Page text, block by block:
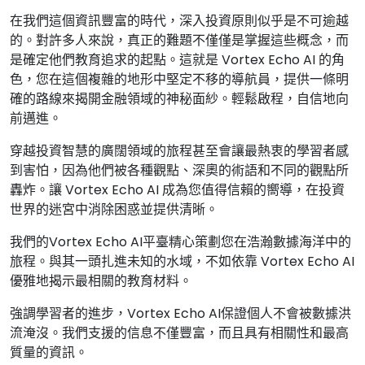
在我們這個資訊豐富的時代，深入投資原則似乎是不可逾越
的。對許多人來說，真正的難題不僅僅是掌握這些概念，而
是確定他們教育追求的起點。這就是 Vortex Echo AI 的角
色，您在這個複雜的地形中堅定不移的導航員，提供一條明
確的路線來揭開金融領域的神秘面紗。輕鬆啟程，自信地向
前邁進。
穿越投資智慧的廣闊領域的旅程甚至會讓最熱衷的學習者感
到害怕，因為他們被各種觀點、深奧的術語和不同的觀點所
轟炸。讓 Vortex Echo AI 成為您值得信賴的嚮導，在投資
世界的迷宮中消除困惑並提供清晰。
我們的Vortex Echo AI平臺精心策劃您在浩瀚數據海洋中的
旅程。與其一頭扎進未知的水域，不如依靠 Vortex Echo AI
優雅地揭示最相關的教育材料。
強調學習者的進步，Vortex Echo AI保證個人不會被數據洪
流淹沒。我們支援的信息不僅豐富，而且具有相關性和最高
質量的資訊。